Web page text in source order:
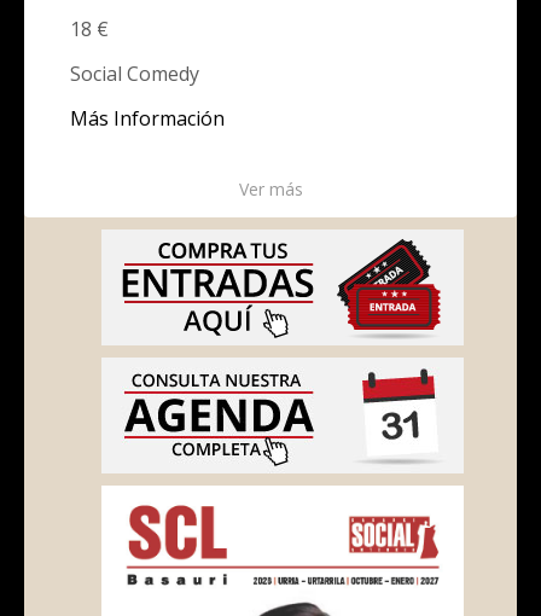
18 €
Social Comedy
Más Información